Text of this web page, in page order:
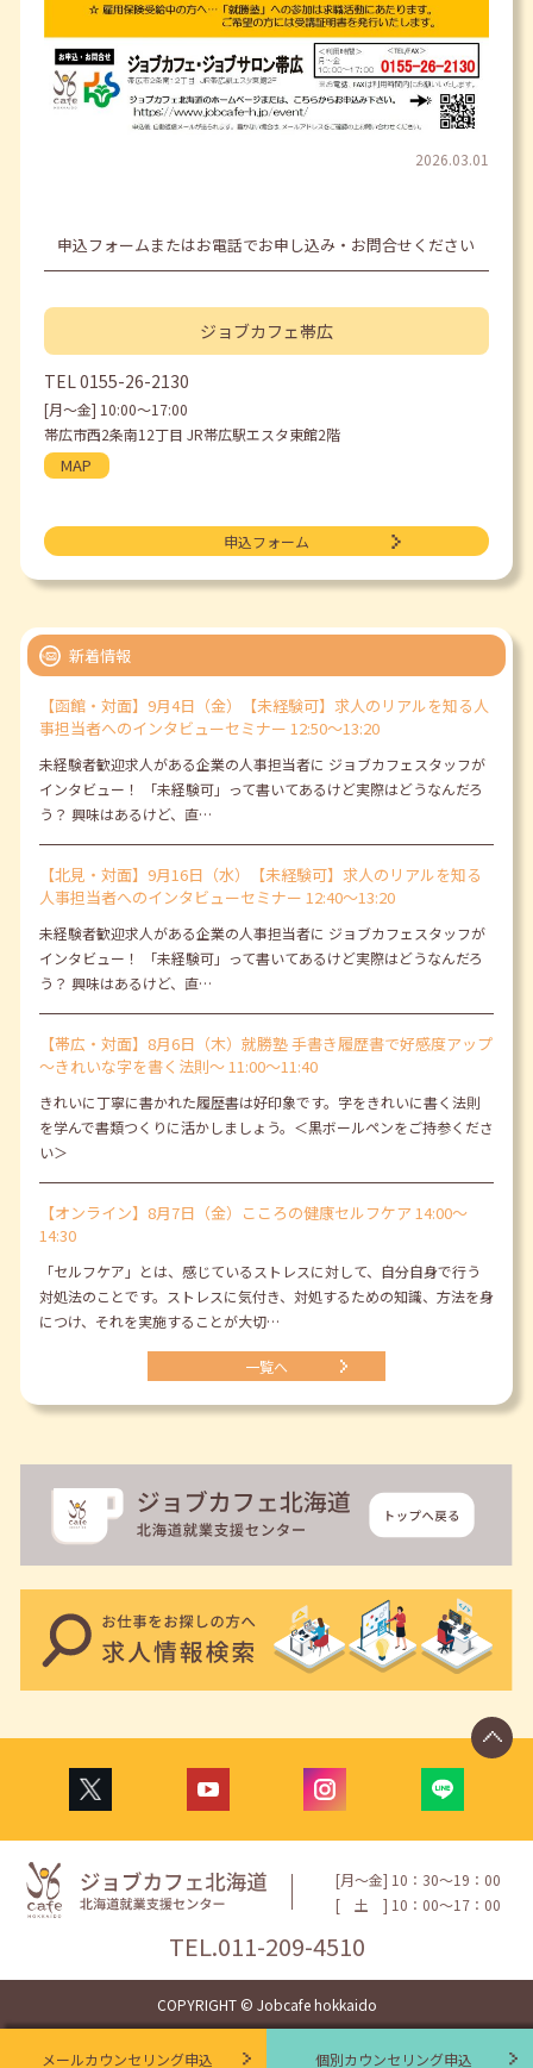
個別カウンセリング申込
メールカウンセリング申込
2026.03.01
申込フォームまたはお電話でお申し込み・お問合せください
ジョブカフェ帯広
TEL 0155-26-2130
[月〜金] 10:00〜17:00
帯広市西2条南12丁目 JR帯広駅エスタ東館2階
MAP
申込フォーム
新着情報
【函館・対面】9月4日（金）【未経験可】求人のリアルを知る人
事担当者へのインタビューセミナー 12:50～13:20
未経験者歓迎求人がある企業の人事担当者に ジョブカフェスタッフが
インタビュー！ 「未経験可」って書いてあるけど実際はどうなんだろ
う？ 興味はあるけど、直…
【北見・対面】9月16日（水）【未経験可】求人のリアルを知る
人事担当者へのインタビューセミナー 12:40～13:20
未経験者歓迎求人がある企業の人事担当者に ジョブカフェスタッフが
インタビュー！ 「未経験可」って書いてあるけど実際はどうなんだろ
う？ 興味はあるけど、直…
【帯広・対面】8月6日（木）就勝塾 手書き履歴書で好感度アップ
～きれいな字を書く法則～ 11:00～11:40
きれいに丁寧に書かれた履歴書は好印象です。字をきれいに書く法則
を学んで書類つくりに活かしましょう。＜黒ボールペンをご持参くださ
い＞
【オンライン】8月7日（金）こころの健康セルフケア 14:00～
14:30
「セルフケア」とは、感じているストレスに対して、自分自身で行う
対処法のことです。ストレスに気付き、対処するための知識、方法を身
につけ、それを実施することが大切…
一覧へ
[月〜金] 10：30〜19：00
[
土 ] 10：00〜17：00
TEL.011-209-4510
COPYRIGHT © Jobcafe hokkaido